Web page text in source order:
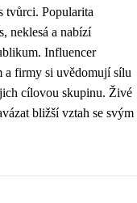
tvůrci. Popularita
neklesá a nabízí
Influencer
a firmy si uvědomují sílu
cílovou skupinu. Živé
bližší vztah se svým